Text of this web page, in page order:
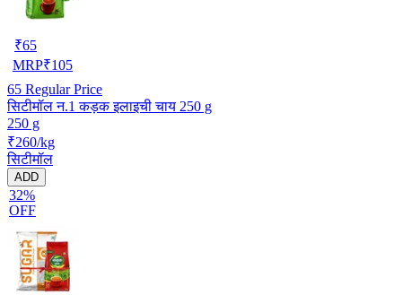
₹65
MRP₹105
65 Regular Price
सिटीमॉल न.1 कड़क इलाइची चाय 250 g
250 g
₹260/kg
सिटीमॉल
ADD
32%
OFF